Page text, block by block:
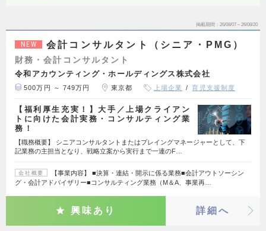
掲載期間 26/08/07～26/08/20
NEW 会計コンサルタント（シニア・PMG）
財務・会計コンサルタント
令和アカウンティング・ホールディングス株式会社
500万円 ～ 749万円 東京都 上場企業 育児支援制度
【福利厚生充実！】大手／上場クライアン
トに向けた会計実務・コンサルティング業
務！
【職務概要】 シニアコンサルタントまたはプレイングマネージャーとして、下
記業務の主担当となり、戦略立案から実行まで一連のF…
会社概要
【事業内容】 ■決算・連結・開示に係る業務■会計アウトソーシン
グ・会計アドバイザリー■コンサルティング業務（M＆A、事業再…
興味あり 詳細へ